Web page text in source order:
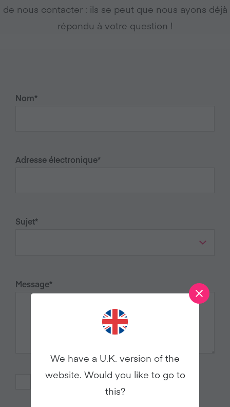
de nous contacter : ils se peut que nous ayons déjà
répondu à votre question !
Nom*
Adresse électronique*
Sujet*
Message*
J’ai lu lapolitique de confidentialité
We have a U.K. version of the
website. Would you like to go to
this?